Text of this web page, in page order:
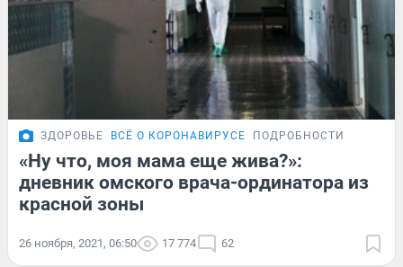
ЗДОРОВЬЕ ВСЁ О КОРОНАВИРУСЕ ПОДРОБНОСТИ
«Ну что, моя мама еще жива?»:
дневник омского врача-ординатора из
красной зоны
26 ноября, 2021, 06:50 17 774 62